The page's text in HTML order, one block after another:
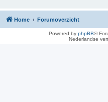
Home Forumoverzicht
Powered by phpBB®
Nederlandse